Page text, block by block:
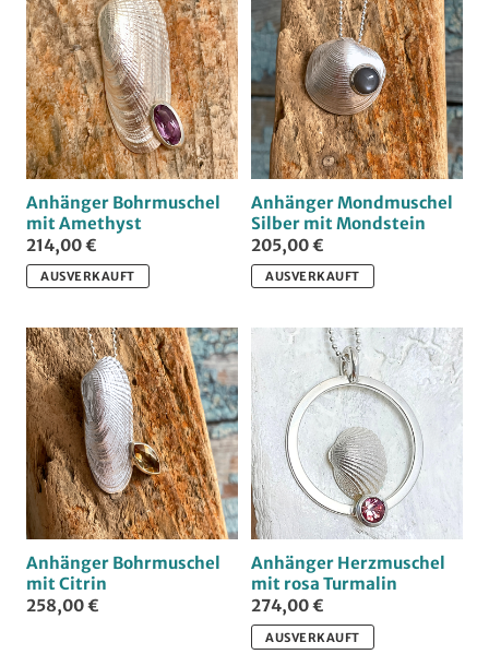
Anhänger Bohrmuschel
mit Amethyst
214,00 €
AUSVERKAUFT
Anhänger Mondmuschel
Silber mit Mondstein
205,00 €
AUSVERKAUFT
Anhänger Bohrmuschel
mit Citrin
258,00 €
Anhänger Herzmuschel
mit rosa Turmalin
274,00 €
AUSVERKAUFT